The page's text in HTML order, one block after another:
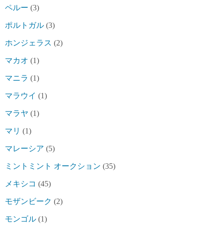
ペルー (3)
ポルトガル (3)
ホンジェラス (2)
マカオ (1)
マニラ (1)
マラウイ (1)
マラヤ (1)
マリ (1)
マレーシア (5)
ミントミント オークション (35)
メキシコ (45)
モザンビーク (2)
モンゴル (1)